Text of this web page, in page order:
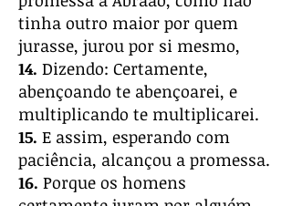
tinha outro maior por quem
jurasse, jurou por si mesmo,
14. Dizendo: Certamente,
abençoando te abençoarei, e
multiplicando te multiplicarei.
15. E assim, esperando com
paciência, alcançou a promessa.
16. Porque os homens